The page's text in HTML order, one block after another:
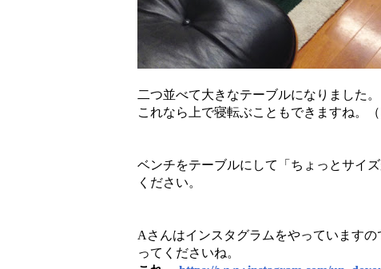
二つ並べて大きなテーブルになりました。
これなら上で寝転ぶこともできますね。
ベンチをテーブルにして「ちょっとサイ
ください。
Aさんはインスタグラムをやっています
ってくださいね。